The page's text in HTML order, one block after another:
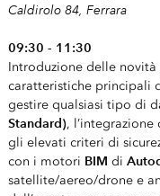
Caldirolo 84, Ferrara
09:30 - 11:30
Introduzione delle novità
caratteristiche principali
gestire qualsiasi tipo di
Standard),
gli elevati criteri di
con i motori BIM di
satellite/aereo/drone e